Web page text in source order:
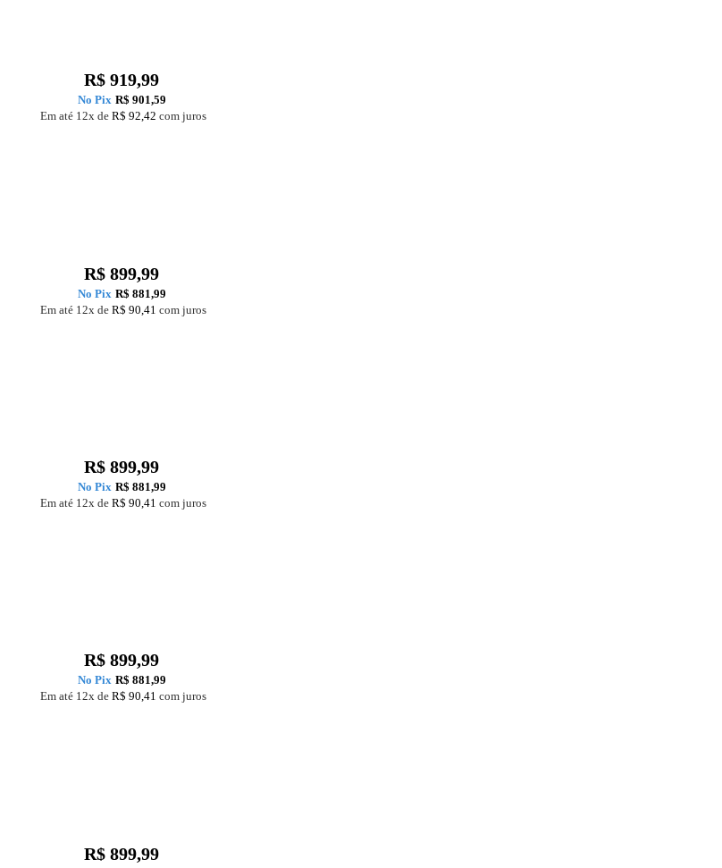
R$ 919,99
Em até 12x de R$ 92,42 com juros
No Pix R$ 901,59
R$ 899,99
Em até 12x de R$ 90,41 com juros
No Pix R$ 881,99
R$ 899,99
Em até 12x de R$ 90,41 com juros
No Pix R$ 881,99
R$ 899,99
Em até 12x de R$ 90,41 com juros
No Pix R$ 881,99
R$ 899,99